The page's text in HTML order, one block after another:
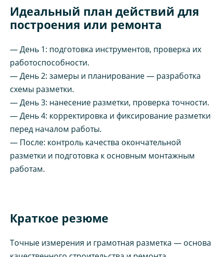
Идеальный план действий для
построения или ремонта
— День 1: подготовка инструментов, проверка их
работоспособности.
— День 2: замеры и планирование — разработка
схемы разметки.
— День 3: нанесение разметки, проверка точности.
— День 4: корректировка и фиксирование разметки
перед началом работы.
— После: контроль качества окончательной
разметки и подготовка к основным монтажным
работам.
Краткое резюме
Точные измерения и грамотная разметка — основа